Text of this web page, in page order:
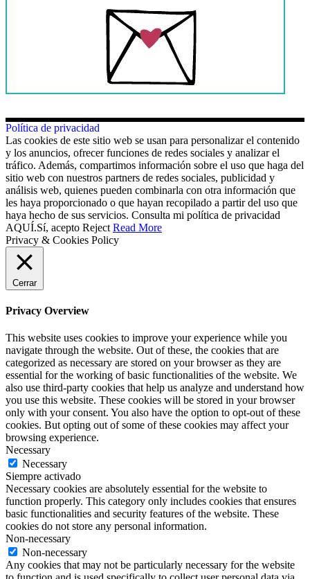
Política de privacidad
Las cookies de este sitio web se usan para personalizar el contenido
y los anuncios, ofrecer funciones de redes sociales y analizar el
tráfico. Además, compartimos información sobre el uso que haga del
sitio web con nuestros partners de redes sociales, publicidad y
análisis web, quienes pueden combinarla con otra información que
les haya proporcionado o que hayan recopilado a partir del uso que
haya hecho de sus servicios. Consulta mi política de privacidad
AQUÍ.Sí, acepto Reject Read More
Privacy & Cookies Policy
Cerrar
Privacy Overview
This website uses cookies to improve your experience while you
navigate through the website. Out of these, the cookies that are
categorized as necessary are stored on your browser as they are
essential for the working of basic functionalities of the website. We
also use third-party cookies that help us analyze and understand how
you use this website. These cookies will be stored in your browser
only with your consent. You also have the option to opt-out of these
cookies. But opting out of some of these cookies may affect your
browsing experience.
Necessary
Necessary
Siempre activado
Necessary cookies are absolutely essential for the website to
function properly. This category only includes cookies that ensures
basic functionalities and security features of the website. These
cookies do not store any personal information.
Non-necessary
Non-necessary
Any cookies that may not be particularly necessary for the website